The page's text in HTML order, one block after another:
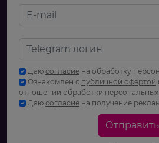
Даю согласие на обработку
Ознакомлен с публичной офертой
отношении обработки
Даю согласие на получение
Отправить